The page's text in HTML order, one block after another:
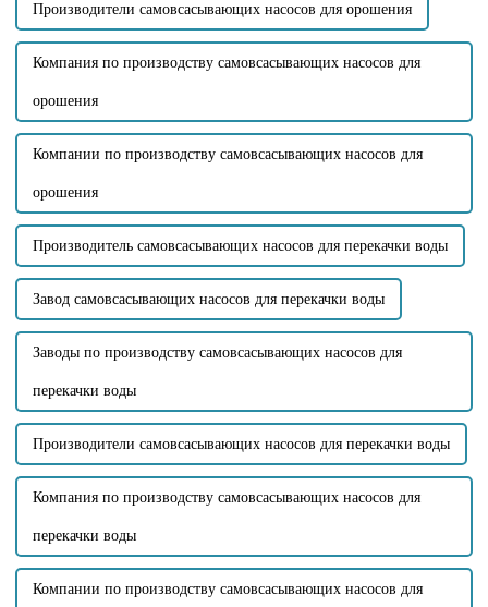
Производители самовсасывающих насосов для орошения
Компания по производству самовсасывающих насосов для
орошения
Компании по производству самовсасывающих насосов для
орошения
Производитель самовсасывающих насосов для перекачки воды
Завод самовсасывающих насосов для перекачки воды
Заводы по производству самовсасывающих насосов для
перекачки воды
Производители самовсасывающих насосов для перекачки воды
Компания по производству самовсасывающих насосов для
перекачки воды
Компании по производству самовсасывающих насосов для